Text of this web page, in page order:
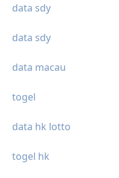
data sdy
data sdy
data macau
togel
data hk lotto
togel hk